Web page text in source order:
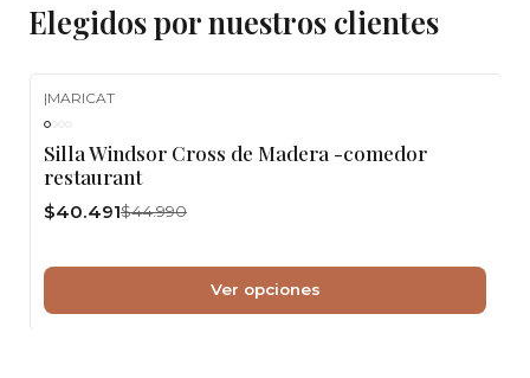
Elegidos por nuestros clientes
|MARICAT
Silla Windsor Cross de Madera -comedor
restaurant
$40.491$44.990
Ver opciones